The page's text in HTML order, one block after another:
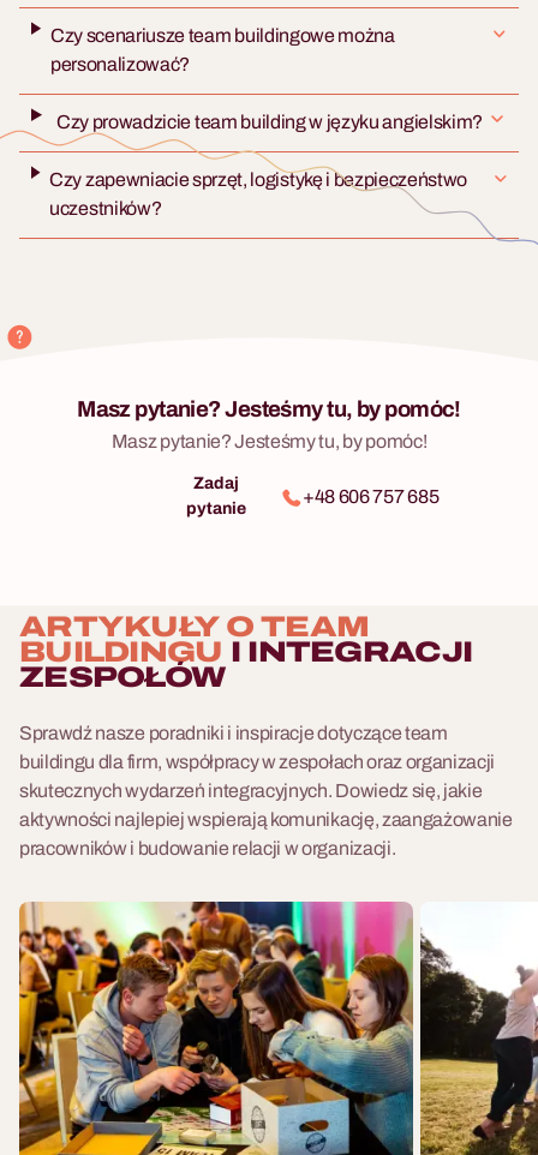
Czy scenariusze team buildingowe można
personalizować?
Czy prowadzicie team building w języku angielskim?
Czy zapewniacie sprzęt, logistykę i bezpieczeństwo
uczestników?
Masz pytanie? Jesteśmy tu, by pomóc!
Masz pytanie? Jesteśmy tu, by pomóc!
Zadaj
pytanie
+48 606 757 685
ARTYKUŁY O TEAM
BUILDINGU I INTEGRACJI
ZESPOŁÓW
Sprawdź nasze poradniki i inspiracje dotyczące team
buildingu dla firm, współpracy w zespołach oraz organizacji
skutecznych wydarzeń integracyjnych. Dowiedz się, jakie
aktywności najlepiej wspierają komunikację, zaangażowanie
pracowników i budowanie relacji w organizacji.